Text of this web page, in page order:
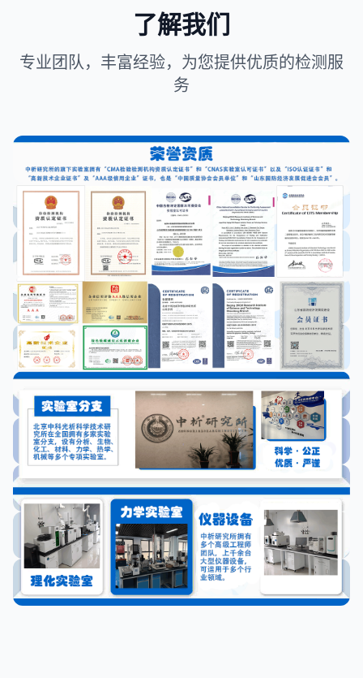
了解我们
专业团队，丰富经验，为您提供优质的检测服
务